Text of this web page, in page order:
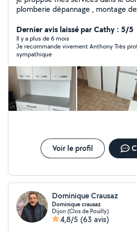
plomberie dépannage , montage
ancien plombier de metier je reste
Dernier avis laissé par Cathy : 5/5
Il y a plus de 6 mois
Je recommande vivement Anthony Très
sympathique
Voir le profil
Dominique Crausaz
Dominique crausaz
Dijon (Clos de Pouilly)
4,8/5 (63 avis)